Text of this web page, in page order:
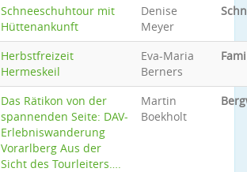
Schneeschuhtour mit
Hüttenankunft
Denise
Meyer
Herbstfreizeit
Hermeskeil
Eva-Maria
Berners
Das Rätikon von der
spannenden Seite: DAV-
Erlebniswanderung
Vorarlberg Aus der
Sicht des Tourleiters….
Martin
Boekholt